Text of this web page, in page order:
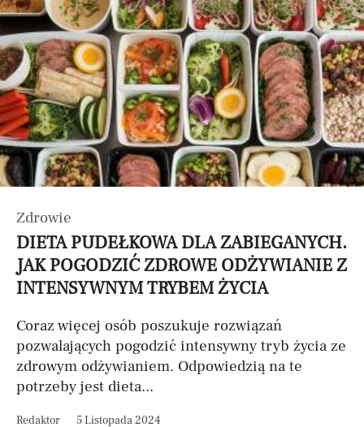
Zdrowie
DIETA PUDEŁKOWA DLA ZABIEGANYCH.
JAK POGODZIĆ ZDROWE ODŻYWIANIE Z
INTENSYWNYM TRYBEM ŻYCIA
Coraz więcej osób poszukuje rozwiązań
pozwalających pogodzić intensywny tryb życia ze
zdrowym odżywianiem. Odpowiedzią na te
potrzeby jest dieta...
Redaktor 5 Listopada 2024